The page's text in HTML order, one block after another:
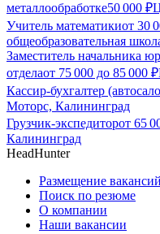
металлообработке50 000 ₽
Учитель математикиот 30
общеобразовательная
Заместитель начальника
отделаот 75 000 до 85 000 ₽
Кассир-бухгалтер
Моторс, Калининград
Грузчик-экспедиторот 65
Калининград
HeadHunter
Размещение вакансий
Поиск по резюме
О компании
Наши вакансии